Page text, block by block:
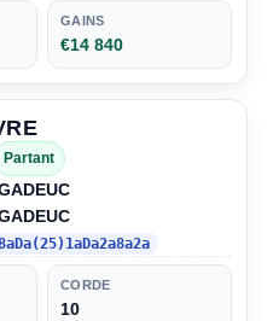
GAINS
€14 840
Partant
CORDE
10